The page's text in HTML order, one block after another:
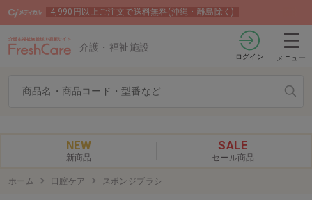
4,990円以上ご注文で送料無料(沖縄・離島除く)
介護・福祉施設
ログイン メニュー
NEW
新商品
SALE
セール商品
ホーム 口腔ケア スポンジブラシ